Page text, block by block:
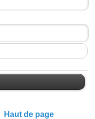
Haut de page